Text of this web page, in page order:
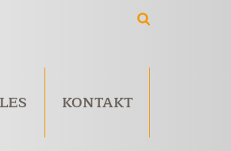
KONTAKT